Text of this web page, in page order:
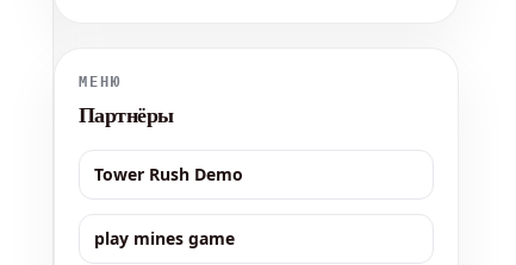
недели подряд на первом месте, тем самым
побив
МЕНЮ
Партнёры
Tower Rush Demo
play mines game